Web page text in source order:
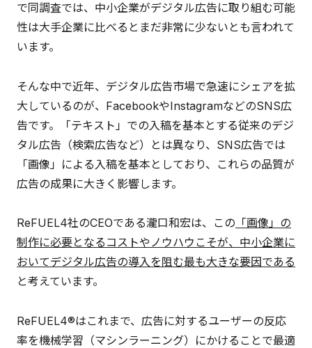
で同調査では、中小企業がデジタル広告に取り組む可能
性は大手企業に比べるとまだ非常に少ないとも言われて
います。
そんな中で近年、デジタル広告市場で急速にシェアを拡
大しているのが、FacebookやInstagramなどのSNS広
告です。「テキスト」での入稿を基本とする従来のデジ
タル広告（検索広告など）とは異なり、SNS広告では
「画像」による入稿を基本としており、これらの品質が
広告の成果に大きく影響します。
ReFUEL4社のCEOである瀧口和宏は、この 「画像」の
制作に必要となるコストやノウハウこそが、中小企業に
おいてデジタル広告の導入を阻む最も大きな要因である
と考えています。
ReFUEL4®はこれまで、広告に対するユーザーの反応
率を機械学習（マシンラーニング）にかけることで最適